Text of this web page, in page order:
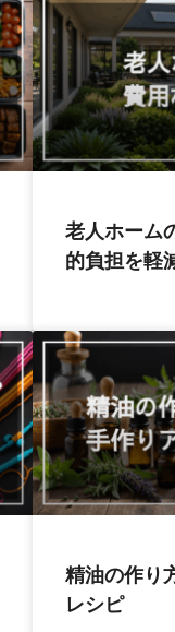
老人ホーム
的負担を軽
精油の作り
レシピ